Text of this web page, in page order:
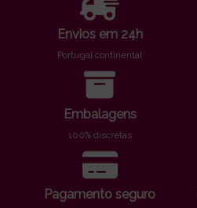
Envios em 24h
Portugal continental
Embalagens
100% discretas
Pagamento seguro